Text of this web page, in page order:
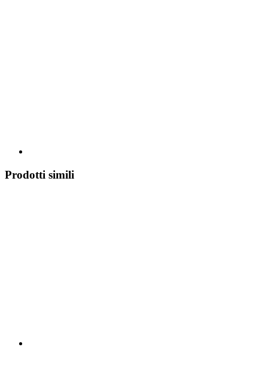
Prodotti simili